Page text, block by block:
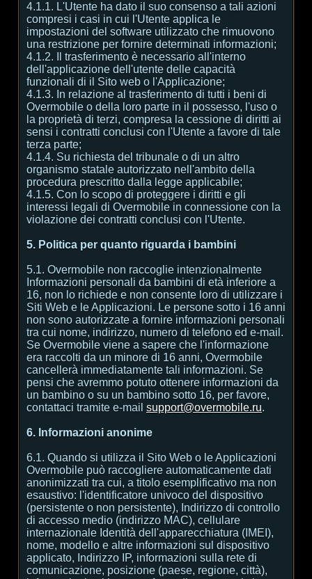
4.1.1. L'Utente ha dato il suo consenso a tali azioni
compresi i casi in cui l'Utente applica le
impostazioni del software utilizzato che rimuovono
una restrizione per fornire determinati informazioni;
4.1.2. Il trasferimento è necessario all'interno
dell'applicazione dell'utente delle capacità
funzionali di il Sito web o l'Applicazione;
4.1.3. In relazione al trasferimento di tutti i beni di
Overmobile o della loro parte in il possesso, l'uso o
la proprietà di terzi, compresa la cessione di diritti ai
sensi i contratti conclusi con l'Utente a favore di tale
terza parte;
4.1.4. Su richiesta del tribunale o di un altro
organismo statale autorizzato nell'ambito della
procedura prescritto dalla legge applicabile;
4.1.5. Con lo scopo di proteggere i diritti e gli
interessi legali di Overmobile in connessione con la
violazione dei contratti conclusi con l'Utente.
5. Politica per quanto riguarda i bambini
5.1. Overmobile non raccoglie intenzionalmente
Informazioni personali da bambini di età inferiore a
16, non lo richiede e non consente loro di utilizzare i
Siti Web e le Applicazioni. Le persone sotto i 16 anni
non sono autorizzate a fornire informazioni personali
tra cui nome, indirizzo, numero di telefono ed e-mail.
Se Overmobile viene a sapere che l'informazione
era raccolti da un minore di 16 anni, Overmobile
cancellerà immediatamente tali informazioni. Se
pensi che avremmo potuto ottenere informazioni da
un bambino o su un bambino sotto 16, per favore,
contattaci tramite e-mail support@overmobile.ru.
6. Informazioni anonime
6.1. Quando si utilizza il Sito Web o le Applicazioni
Overmobile può raccogliere automaticamente dati
anonimizzati tra cui, a titolo esemplificativo ma non
esaustivo: l'identificatore univoco del dispositivo
(persistente o non persistente), Indirizzo di controllo
di accesso medio (indirizzo MAC), cellulare
internazionale Identità dell'apparecchiatura (IMEI),
nome, modello e altre informazioni sul dispositivo
applicato, Indirizzo IP, informazioni sulla rete di
comunicazione, posizione (paese, regione, città),